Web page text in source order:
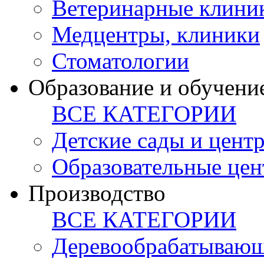
Ветеринарные
Медцентры, клиники
Стоматологии
Образование и
ВСЕ КАТЕГОРИИ
Детские сады и
Образовательные
Производство
ВСЕ КАТЕГОРИИ